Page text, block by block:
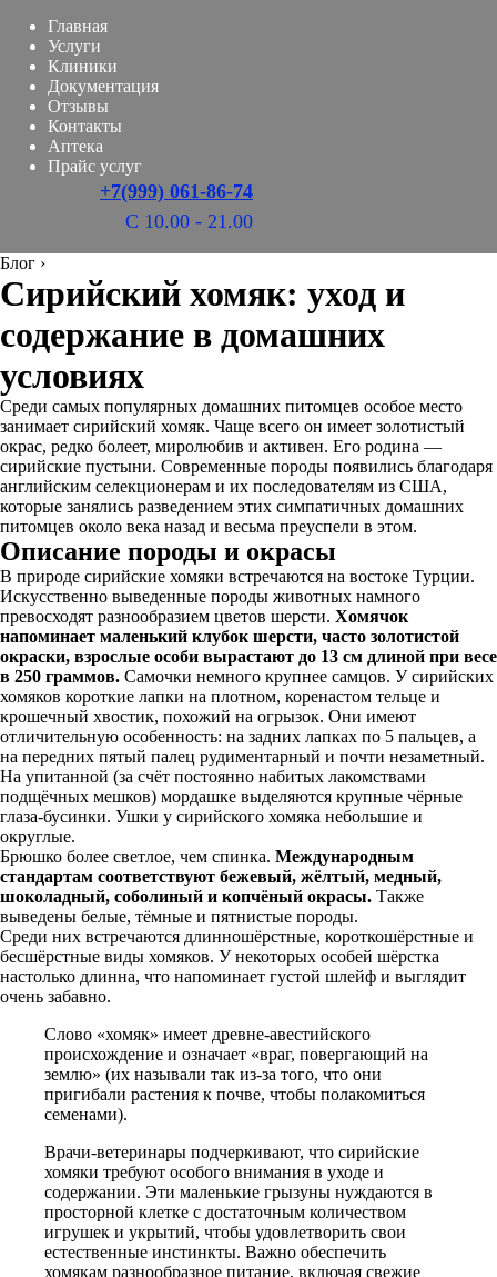
Главная
Услуги
Клиники
Документация
Отзывы
Контакты
Аптека
Прайс услуг
+7(999) 061-86-74
С 10.00 - 21.00
Блог ›
Сирийский хомяк: уход и
содержание в домашних
условиях
Среди самых популярных домашних питомцев особое место
занимает сирийский хомяк. Чаще всего он имеет золотистый
окрас, редко болеет, миролюбив и активен. Его родина —
сирийские пустыни. Современные породы появились благодаря
английским селекционерам и их последователям из США,
которые занялись разведением этих симпатичных домашних
питомцев около века назад и весьма преуспели в этом.
Описание породы и окрасы
В природе сирийские хомяки встречаются на востоке Турции.
Искусственно выведенные породы животных намного
превосходят разнообразием цветов шерсти. Хомячок
напоминает маленький клубок шерсти, часто золотистой
окраски, взрослые особи вырастают до 13 см длиной при весе
в 250 граммов. Самочки немного крупнее самцов. У сирийских
хомяков короткие лапки на плотном, коренастом тельце и
крошечный хвостик, похожий на огрызок. Они имеют
отличительную особенность: на задних лапках по 5 пальцев, а
на передних пятый палец рудиментарный и почти незаметный.
На упитанной (за счёт постоянно набитых лакомствами
подщёчных мешков) мордашке выделяются крупные чёрные
глаза-бусинки. Ушки у сирийского хомяка небольшие и
округлые.
Брюшко более светлое, чем спинка. Международным
стандартам соответствуют бежевый, жёлтый, медный,
шоколадный, соболиный и копчёный окрасы. Также
выведены белые, тёмные и пятнистые породы.
Среди них встречаются длинношёрстные, короткошёрстные и
бесшёрстные виды хомяков. У некоторых особей шёрстка
настолько длинна, что напоминает густой шлейф и выглядит
очень забавно.
Слово «хомяк» имеет древне-авестийского
происхождение и означает «враг, повергающий на
землю» (их называли так из-за того, что они
пригибали растения к почве, чтобы полакомиться
семенами).
Врачи-ветеринары подчеркивают, что сирийские
хомяки требуют особого внимания в уходе и
содержании. Эти маленькие грызуны нуждаются в
просторной клетке с достаточным количеством
игрушек и укрытий, чтобы удовлетворить свои
естественные инстинкты. Важно обеспечить
хомякам разнообразное питание, включая свежие